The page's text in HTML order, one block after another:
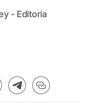
- Editoria